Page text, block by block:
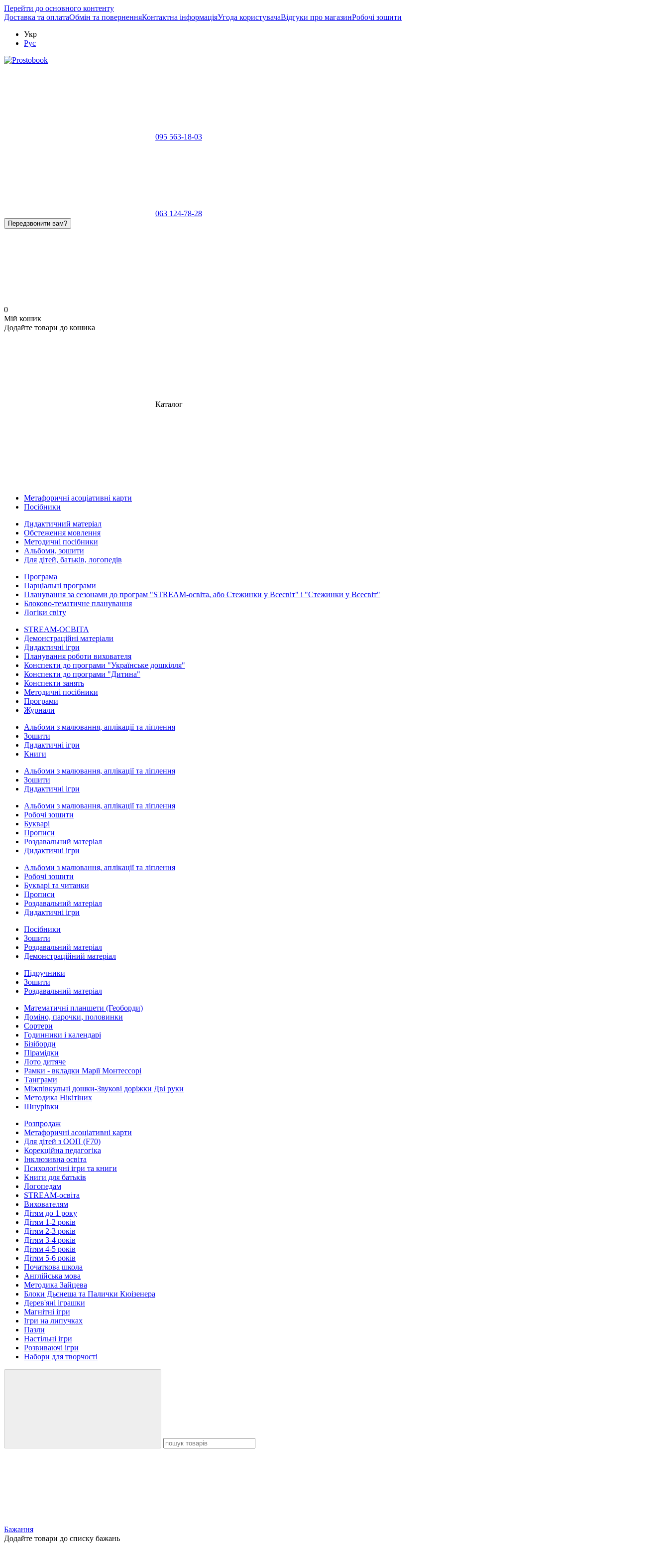
Перейти до основного контенту
Доставка та оплатаОбмін та поверненняКонтактна інформаціяУгода користувачаВідгуки про магазинРобочі зошити
Укр
Рус
095 563-18-03
063 124-78-28
Передзвонити вам?
0
Мій кошик
Додайте товари до кошика
Каталог
Метафоричні асоціативні карти
Посібники
Дидактичний матеріал
Обстеження мовлення
Методичні посібники
Альбоми, зошити
Для дітей, батьків, логопедів
Програма
Парціальні програми
Планування за сезонами до програм "STREAM-освіта, або Стежинки у Всесвіт" і "Стежинки у Всесвіт"
Блоково-тематичне планування
Логіки світу
STREAM-ОСВІТА
Демонстраційні матеріали
Дидактичні ігри
Планування роботи вихователя
Конспекти до програми "Українське дошкілля"
Конспекти до програми "Дитина"
Конспекти занять
Методичні посібники
Програми
Журнали
Альбоми з малювання, аплікації та ліплення
Зошити
Дидактичні ігри
Книги
Альбоми з малювання, аплікації та ліплення
Зошити
Дидактичні ігри
Альбоми з малювання, аплікації та ліплення
Робочі зошити
Букварі
Прописи
Роздавальний матеріал
Дидактичні ігри
Альбоми з малювання, аплікації та ліплення
Робочі зошити
Букварі та читанки
Прописи
Роздавальний матеріал
Дидактичні ігри
Посібники
Зошити
Роздавальний матеріал
Демонстраційний матеріал
Підручники
Зошити
Роздавальний матеріал
Математичні планшети (Геоборди)
Доміно, парочки, половинки
Сортери
Годинники і календарі
Бізіборди
Пірамідки
Лото дитяче
Рамки - вкладки Марії Монтессорі
Танграми
Міжпівкульні дошки-Звукові доріжки Дві руки
Методика Нікітіних
Шнурівки
Розпродаж
Метафоричні асоціативні карти
Для дітей з ООП (F70)
Корекційна педагогіка
Інклюзивна освіта
Психологічні ігри та книги
Книги для батьків
Логопедам
STREAM-освіта
Вихователям
Дітям до 1 року
Дітям 1-2 років
Дітям 2-3 років
Дітям 3-4 років
Дітям 4-5 років
Дітям 5-6 років
Початкова школа
Англійська мова
Методика Зайцева
Блоки Дьєнеша та Палички Кюізенера
Дерев'яні іграшки
Магнітні ігри
Ігри на липучках
Пазли
Настільні ігри
Розвиваючі ігри
Набори для творчості
Бажання
Додайте товари до списку бажань